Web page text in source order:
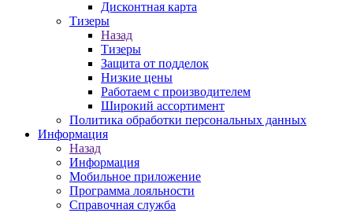
Дисконтная карта
Тизеры
Назад
Тизеры
Защита от подделок
Низкие цены
Работаем с производителем
Широкий ассортимент
Политика обработки персональных данных
Информация
Назад
Информация
Мобильное приложение
Программа лояльности
Справочная служба